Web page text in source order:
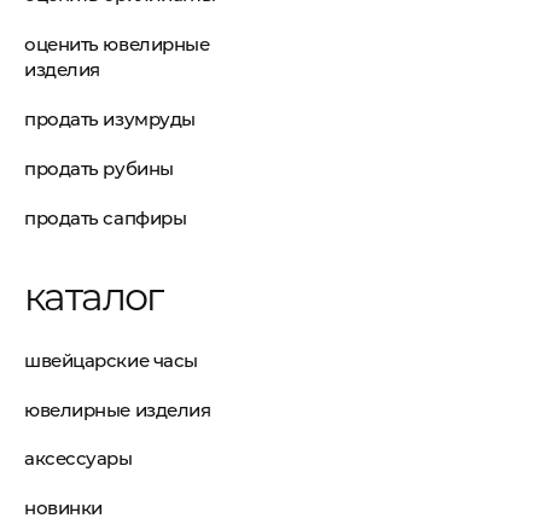
оценить ювелирные
изделия
продать изумруды
продать рубины
продать сапфиры
каталог
швейцарские часы
ювелирные изделия
аксессуары
новинки